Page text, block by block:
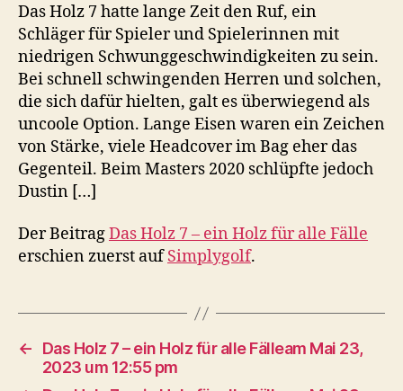
Das Holz 7 hatte lange Zeit den Ruf, ein
Schläger für Spieler und Spielerinnen mit
niedrigen Schwunggeschwindigkeiten zu sein.
Bei schnell schwingenden Herren und solchen,
die sich dafür hielten, galt es überwiegend als
uncoole Option. Lange Eisen waren ein Zeichen
von Stärke, viele Headcover im Bag eher das
Gegenteil. Beim Masters 2020 schlüpfte jedoch
Dustin […]
Der BeitragDas Holz 7 – ein Holz für alle Fälle
erschien zuerst aufSimplygolf.
←
Das Holz 7 – ein Holz für alle Fälleam Mai 23,
2023 um 12:55 pm